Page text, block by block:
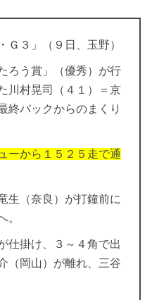
Ｇ３」（９日、玉野）
ろう賞」（優秀）が行
川村晃司（４１）＝京
終バックからのまくり
ーから１５２５走で通
生（奈良）が打鐘前に
。
仕掛け、３～４角で出
（岡山）が離れ、三谷